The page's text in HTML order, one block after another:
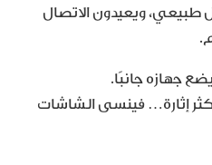
ويعيدون الاتصال
جهازه جانبًا.
إثارة… فينسى الشاشات